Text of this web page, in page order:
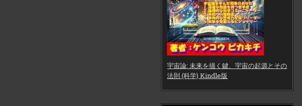
宇宙論: 未来を描く鍵、宇宙の起源とその
法則 (科学) Kindle版